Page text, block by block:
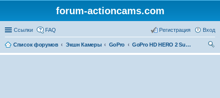
forum-actioncams.com
Ссылки FAQ Вход
Регистрация
Список форумов Экшн Камеры GoPro
GoPro HD HERO 2 Surf Edition
ои